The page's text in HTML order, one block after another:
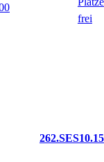
262.SES10.15